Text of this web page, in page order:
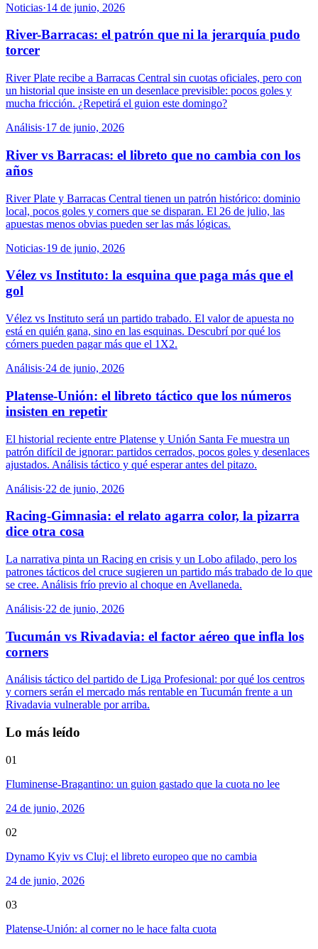
Noticias·14 de junio, 2026
River-Barracas: el patrón que ni la jerarquía pudo
torcer
River Plate recibe a Barracas Central sin cuotas oficiales, pero con
un historial que insiste en un desenlace previsible: pocos goles y
mucha fricción. ¿Repetirá el guion este domingo?
Análisis·17 de junio, 2026
River vs Barracas: el libreto que no cambia con los
años
River Plate y Barracas Central tienen un patrón histórico: dominio
local, pocos goles y corners que se disparan. El 26 de julio, las
apuestas menos obvias pueden ser las más lógicas.
Noticias·19 de junio, 2026
Vélez vs Instituto: la esquina que paga más que el
gol
Vélez vs Instituto será un partido trabado. El valor de apuesta no
está en quién gana, sino en las esquinas. Descubrí por qué los
córners pueden pagar más que el 1X2.
Análisis·24 de junio, 2026
Platense-Unión: el libreto táctico que los números
insisten en repetir
El historial reciente entre Platense y Unión Santa Fe muestra un
patrón difícil de ignorar: partidos cerrados, pocos goles y desenlaces
ajustados. Análisis táctico y qué esperar antes del pitazo.
Análisis·22 de junio, 2026
Racing-Gimnasia: el relato agarra color, la pizarra
dice otra cosa
La narrativa pinta un Racing en crisis y un Lobo afilado, pero los
patrones tácticos del cruce sugieren un partido más trabado de lo que
se cree. Análisis frío previo al choque en Avellaneda.
Análisis·22 de junio, 2026
Tucumán vs Rivadavia: el factor aéreo que infla los
corners
Análisis táctico del partido de Liga Profesional: por qué los centros
y corners serán el mercado más rentable en Tucumán frente a un
Rivadavia vulnerable por arriba.
Lo más leído
01
Fluminense-Bragantino: un guion gastado que la cuota no lee
24 de junio, 2026
02
Dynamo Kyiv vs Cluj: el libreto europeo que no cambia
24 de junio, 2026
03
Platense-Unión: al corner no le hace falta cuota